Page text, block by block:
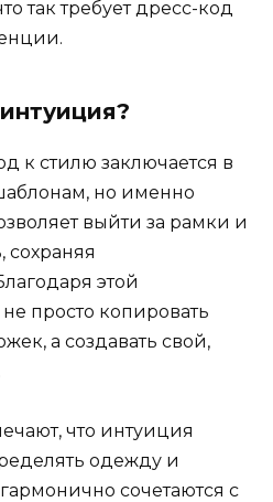
так требует дресс-код
к стилю заключается в
но именно
выйти за рамки и
сохраняя
этой
просто копировать
а создавать свой,
что интуиция
одежду и
сочетаются с